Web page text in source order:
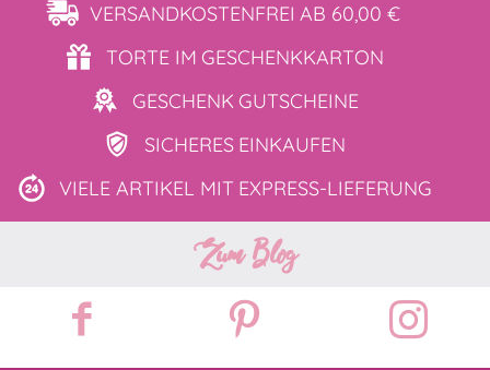
VERSANDKOSTENFREI AB 60,00 €
TORTE IM GESCHENKKARTON
GESCHENK GUTSCHEINE
SICHERES EINKAUFEN
VIELE ARTIKEL MIT EXPRESS-LIEFERUNG
Zum Blog